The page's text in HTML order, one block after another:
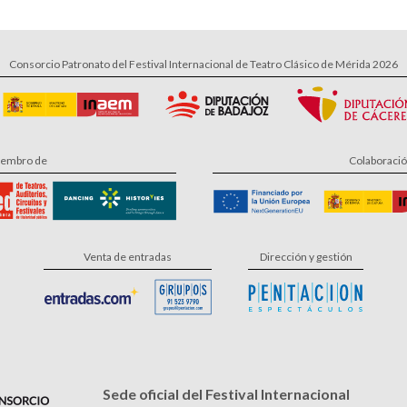
Consorcio Patronato del Festival Internacional de Teatro Clásico de Mérida 2026
de
Venta de entradas Dirección y gestión
Sede oficial del Festival Internacional